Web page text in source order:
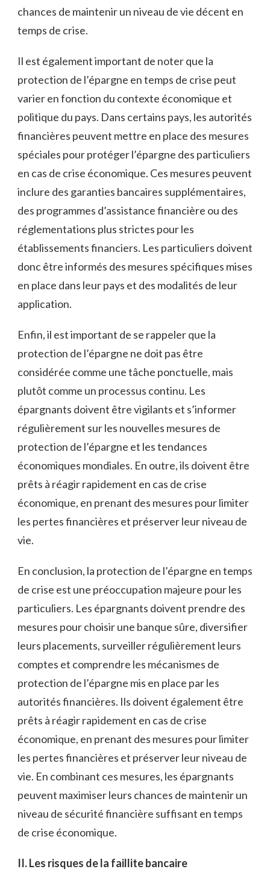
chances de maintenir un niveau de vie décent en
temps de crise.
Il est également important de noter que la
protection de l’épargne en temps de crise peut
varier en fonction du contexte économique et
politique du pays. Dans certains pays, les autorités
financières peuvent mettre en place des mesures
spéciales pour protéger l’épargne des particuliers
en cas de crise économique. Ces mesures peuvent
inclure des garanties bancaires supplémentaires,
des programmes d’assistance financière ou des
réglementations plus strictes pour les
établissements financiers. Les particuliers doivent
donc être informés des mesures spécifiques mises
en place dans leur pays et des modalités de leur
application.
Enfin, il est important de se rappeler que la
protection de l’épargne ne doit pas être
considérée comme une tâche ponctuelle, mais
plutôt comme un processus continu. Les
épargnants doivent être vigilants et s’informer
régulièrement sur les nouvelles mesures de
protection de l’épargne et les tendances
économiques mondiales. En outre, ils doivent être
prêts à réagir rapidement en cas de crise
économique, en prenant des mesures pour limiter
les pertes financières et préserver leur niveau de
vie.
En conclusion, la protection de l’épargne en temps
de crise est une préoccupation majeure pour les
particuliers. Les épargnants doivent prendre des
mesures pour choisir une banque sûre, diversifier
leurs placements, surveiller régulièrement leurs
comptes et comprendre les mécanismes de
protection de l’épargne mis en place par les
autorités financières. Ils doivent également être
prêts à réagir rapidement en cas de crise
économique, en prenant des mesures pour limiter
les pertes financières et préserver leur niveau de
vie. En combinant ces mesures, les épargnants
peuvent maximiser leurs chances de maintenir un
niveau de sécurité financière suffisant en temps
de crise économique.
II. Les risques de la faillite bancaire